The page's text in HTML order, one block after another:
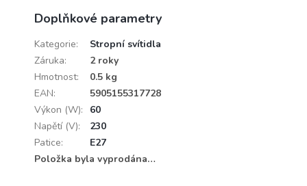
Doplňkové parametry
Kategorie:
Stropní svítidla
Záruka:
2 roky
Hmotnost:
0.5 kg
EAN:
5905155317728
Výkon (W):
60
Napětí (V):
230
Patice:
E27
Položka byla vyprodána…